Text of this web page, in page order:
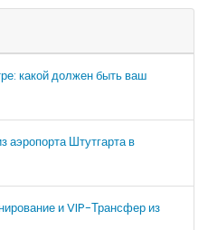
какой должен быть ваш
Штутгарта в
и VIP-Трансфер из